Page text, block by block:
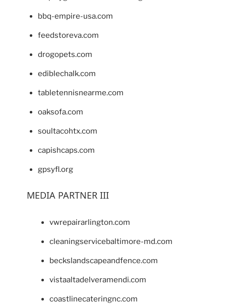
bbq-empire-usa.com
feedstoreva.com
drogopets.com
ediblechalk.com
tabletennisnearme.com
oaksofa.com
soultacohtx.com
capishcaps.com
gpsyfl.org
MEDIA PARTNER III
vwrepairarlington.com
cleaningservicebaltimore-md.com
beckslandscapeandfence.com
vistaaltadelveramendi.com
coastlinecateringnc.com